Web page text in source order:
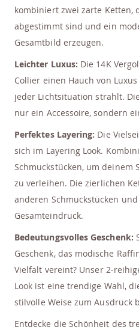
kombiniert zwei zarte Ketten,
abgestimmt sind und ein
Gesamtbild erzeugen.
Leichter Luxus: Die 14K
Collier einen Hauch von
jeder Lichtsituation strahlt.
nur ein Accessoire, sondern
Perfektes Layering: Die
sich im Layering Look.
Schmuckstücken, um
zu verleihen. Die zierlichen
anderen Schmuckstücken
Gesamteindruck.
Bedeutungsvolles Geschenk:
Geschenk, das modische
Vielfalt vereint? Unser 2-
Look ist eine trendige Wahl,
stilvolle Weise zum Ausdruck
Entdecke die Schönheit des